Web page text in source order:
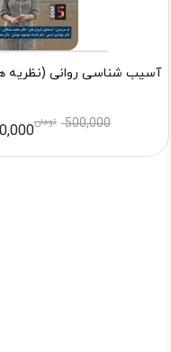
آسیب شناسی روانی (نظریه
500,000 تومان